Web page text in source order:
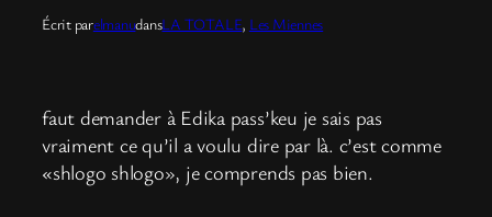
Écrit parelmanudansLA TOTALE, Les Miennes
faut demander à Edika pass’keu je sais pas
vraiment ce qu’il a voulu dire par là. c’est comme
«shlogo shlogo», je comprends pas bien.